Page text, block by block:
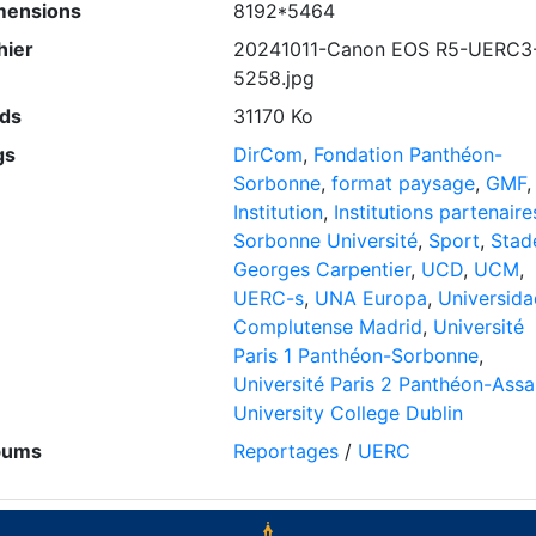
8192*5464
20241011-Canon EOS R5-
5258.jpg
31170 Ko
DirCom, Fondation Panthéon-
Sorbonne, format paysage, GMF,
Institution, Institutions
Sorbonne Université, Sport,
Georges Carpentier, UCD, UCM,
UERC-s, UNA Europa,
Complutense Madrid, Université
Paris 1 Panthéon-Sorbonne,
Université Paris 2 Panthéon-
University College Dublin
Reportages / UERC